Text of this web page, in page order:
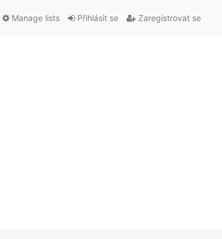
Přihlásit se Zaregistrovat se
Manage lists